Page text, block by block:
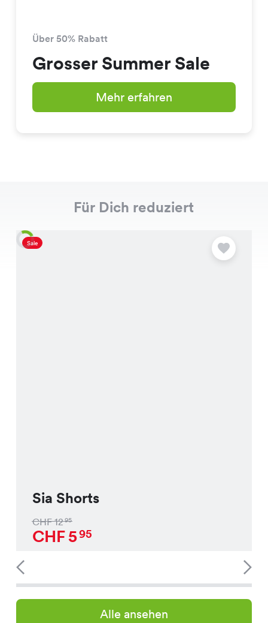
Über 50% Rabatt
Grosser Summer Sale
Mehr erfahren
Für Dich reduziert
Sale
Sia Shorts
CHF1295
CHF595
Alle ansehen